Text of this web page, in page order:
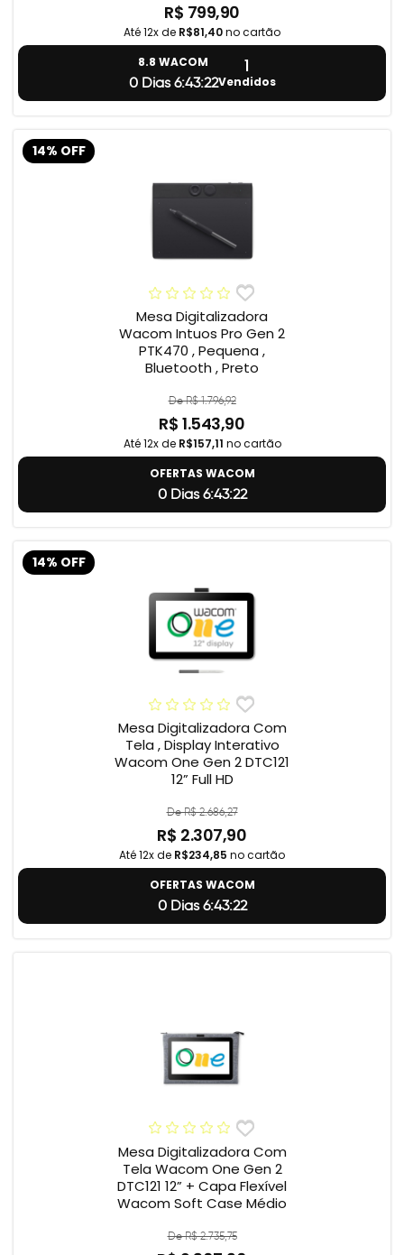
R$ 799,90
Até 12x de R$81,40no cartão
8.8 WACOM
0 Dias 6:43:21
1
Vendidos
14% OFF
Mesa Digitalizadora
Wacom Intuos Pro Gen 2
PTK470 , Pequena ,
Bluetooth , Preto
De R$ 1.796,92
R$ 1.543,90
Até 12x de R$157,11 no cartão
OFERTAS WACOM
0 Dias 6:43:21
14% OFF
Mesa Digitalizadora Com
Tela , Display Interativo
Wacom One Gen 2 DTC121
12” Full HD
De R$ 2.686,27
R$ 2.307,90
Até 12x de R$234,85 no cartão
OFERTAS WACOM
0 Dias 6:43:21
Mesa Digitalizadora Com
Tela Wacom One Gen 2
DTC121 12” + Capa Flexível
Wacom Soft Case Médio
De R$ 2.735,75